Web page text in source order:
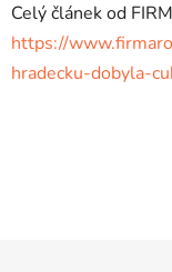
Celý článek od
https://
hradecku-dobyla-